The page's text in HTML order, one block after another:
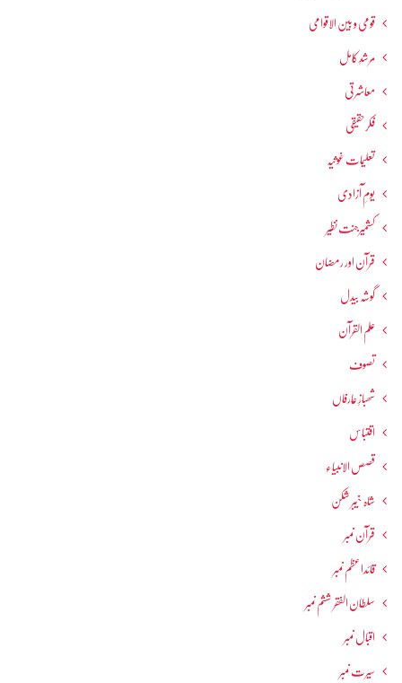
قومی و بین الاقوامی
مرشدِ کامل
معاشرتی
فکرحقیقی
تعلیمات غوثیہ
یومِ آزادی
کشمیرجنت نظیر
قرآن اور رمضان
گوشہ بیدل
علم القرآن
تصوف
شھبازِ عارفاں
اقتباس
قصص الانبیاء
شاہ خیبر شکن
قرآن نمبر
قائداعظم نمبر
سلطان الفقر ششم نمبر
اقبال نمبر
سیرت نمبر